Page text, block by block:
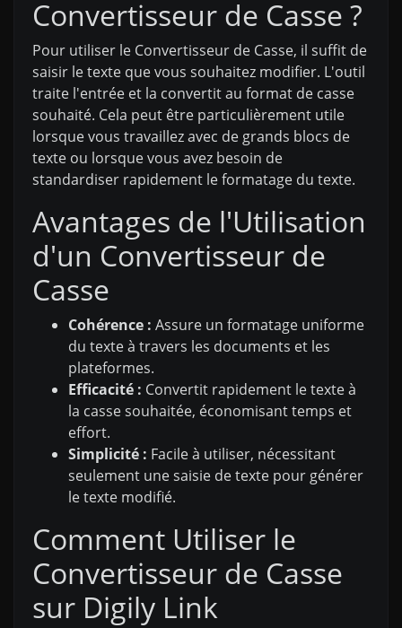
Convertisseur de Casse ?
Pour utiliser le Convertisseur de Casse, il suffit de
saisir le texte que vous souhaitez modifier. L'outil
traite l'entrée et la convertit au format de casse
souhaité. Cela peut être particulièrement utile
lorsque vous travaillez avec de grands blocs de
texte ou lorsque vous avez besoin de
standardiser rapidement le formatage du texte.
Avantages de l'Utilisation
d'un Convertisseur de
Casse
Cohérence : Assure un formatage uniforme
du texte à travers les documents et les
plateformes.
Efficacité : Convertit rapidement le texte à
la casse souhaitée, économisant temps et
effort.
Simplicité : Facile à utiliser, nécessitant
seulement une saisie de texte pour générer
le texte modifié.
Comment Utiliser le
Convertisseur de Casse
sur Digily Link